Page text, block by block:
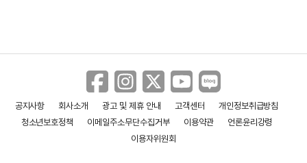
공지사항 회사소개 광고 및 제휴 안내 고객센터
개인정보취급방침
청소년보호정책
이메일주소무단수집거부 이용약관
언론윤리강령
이용자위원회